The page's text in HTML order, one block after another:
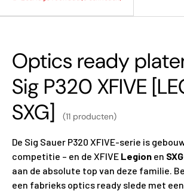
Optics ready
Sig P320 XFIVE
SXG]
(11 producten)
De Sig Sauer P320 XFIVE-serie is
competitie – en de XFIVE Legion en SXG
aan de absolute top van deze familie.
een fabrieks optics ready slede met een